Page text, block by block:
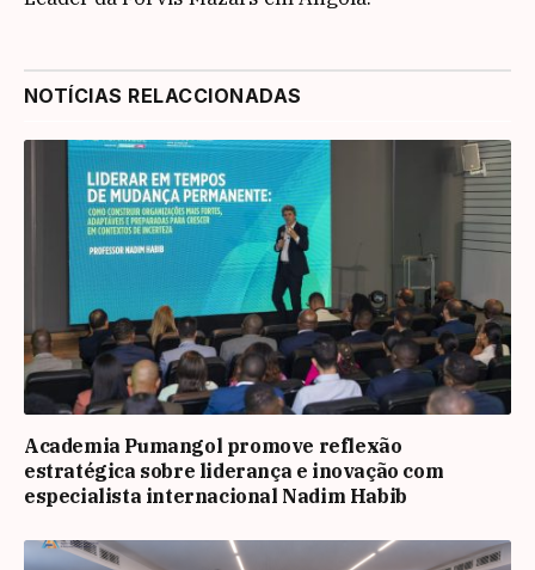
NOTÍCIAS RELACCIONADAS
Academia Pumangol promove reflexão
estratégica sobre liderança e inovação com
especialista internacional Nadim Habib